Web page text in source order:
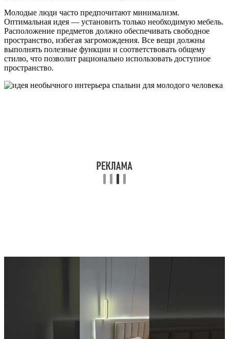
Молодые люди часто предпочитают минимализм.
Оптимальная идея — установить только необходимую мебель.
Расположение предметов должно обеспечивать свободное
пространство, избегая загромождения. Все вещи должны
выполнять полезные функции и соответствовать общему
стилю, что позволит рационально использовать доступное
пространство.